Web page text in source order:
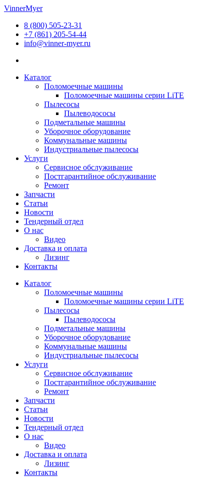
Перейти
содержимому
VinnerMyer
8 (800) 505-23-31
+7 (861) 205-54-44
info@vinner-myer.ru
Каталог
Поломоечные машины
Поломоечные машины серии LiTE
Пылесосы
Пылеводососы
Подметальные машины
Уборочное оборудование
Коммунальные машины
Индустриальные пылесосы
Услуги
Сервисное обслуживание
Постгарантийное обслуживание
Ремонт
Запчасти
Статьи
Новости
Тендерный отдел
О нас
Видео
Доставка и оплата
Лизинг
Контакты
Каталог
Поломоечные машины
Поломоечные машины серии LiTE
Пылесосы
Пылеводососы
Подметальные машины
Уборочное оборудование
Коммунальные машины
Индустриальные пылесосы
Услуги
Сервисное обслуживание
Постгарантийное обслуживание
Ремонт
Запчасти
Статьи
Новости
Тендерный отдел
О нас
Видео
Доставка и оплата
Лизинг
Контакты